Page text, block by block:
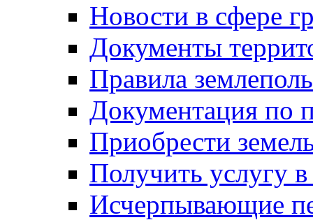
Новости в сфере
Документы
Правила
Документация по
Приобрести
Получить услугу в
Исчерпывающие